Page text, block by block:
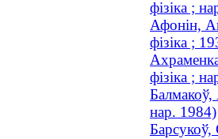
фізіка ;
Афонін,
фізіка ;
фізіка ;
Балмакоў,
нар. 1984)
Барсукоў,